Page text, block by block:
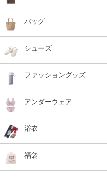
バッグ
シューズ
ファッショングッズ
アンダーウェア
浴衣
福袋